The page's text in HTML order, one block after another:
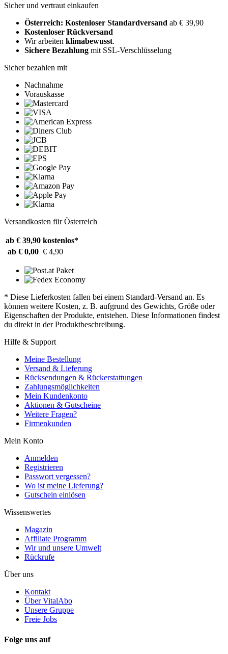
Sicher und vertraut einkaufen
Österreich: Kostenloser Standardversand ab € 39,90
Kostenloser Rückversand
Wir arbeiten klimabewusst.
Sichere Bezahlung mit SSL-Verschlüsselung
Sicher bezahlen mit
Nachnahme
Vorauskasse
Versandkosten für Österreich
ab € 39,90 kostenlos*
ab € 0,00 € 4,90
* Diese Lieferkosten fallen bei einem Standard-Versand an. Es
können weitere Kosten, z. B. aufgrund des Gewichts, Größe oder
Eigenschaften der Produkte, entstehen. Diese Informationen findest
du direkt in der Produktbeschreibung.
Hilfe & Support
Meine Bestellung
Versand & Lieferung
Rücksendungen & Rückerstattungen
Zahlungsmöglichkeiten
Mein Kundenkonto
Aktionen & Gutscheine
Weitere Fragen?
Firmenkunden
Mein Konto
Anmelden
Registrieren
Passwort vergessen?
Wo ist meine Lieferung?
Gutschein einlösen
Wissenswertes
Magazin
Affiliate Programm
Wir und unsere Umwelt
Rückrufe
Über uns
Kontakt
Über VitalAbo
Unsere Gruppe
Freie Jobs
Folge uns auf